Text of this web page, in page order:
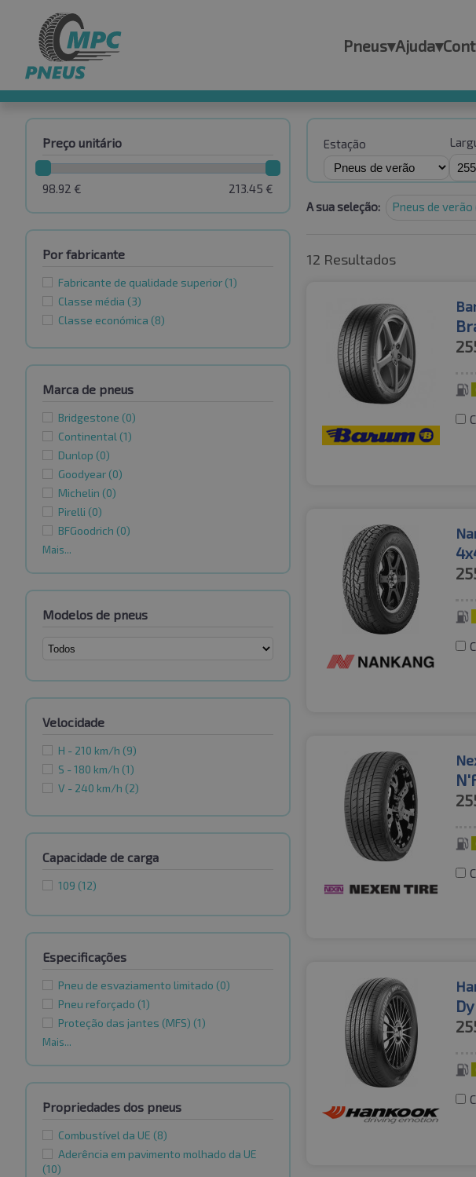
Pneus▾Ajuda▾
Preço unitário
213.45 €
98.92 €
Por fabricante
Fabricante de qualidade superior (1)
Classe média (3)
Classe económica (8)
Marca de pneus
Bridgestone (0)
Continental (1)
Dunlop (0)
Goodyear (0)
Michelin (0)
Pirelli (0)
BFGoodrich (0)
Mais...
Modelos de pneus
Velocidade
H - 210 km/h (9)
S - 180 km/h (1)
V - 240 km/h (2)
Capacidade de carga
109 (12)
Especificações
Pneu de esvaziamento limitado (0)
Pneu reforçado (1)
Proteção das jantes (MFS) (1)
Mais...
Propriedades dos pneus
Combustível da UE (8)
Aderência em pavimento molhado da UE
(10)
Estação
A sua seleção: Pneus de verão
12 Resultados